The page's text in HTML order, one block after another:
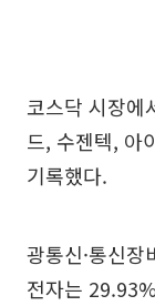
코스닥 시장에
드, 수젠텍, 아
기록했다.
광통신·통신
전자는